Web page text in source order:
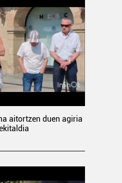
aitortzen duen agiria